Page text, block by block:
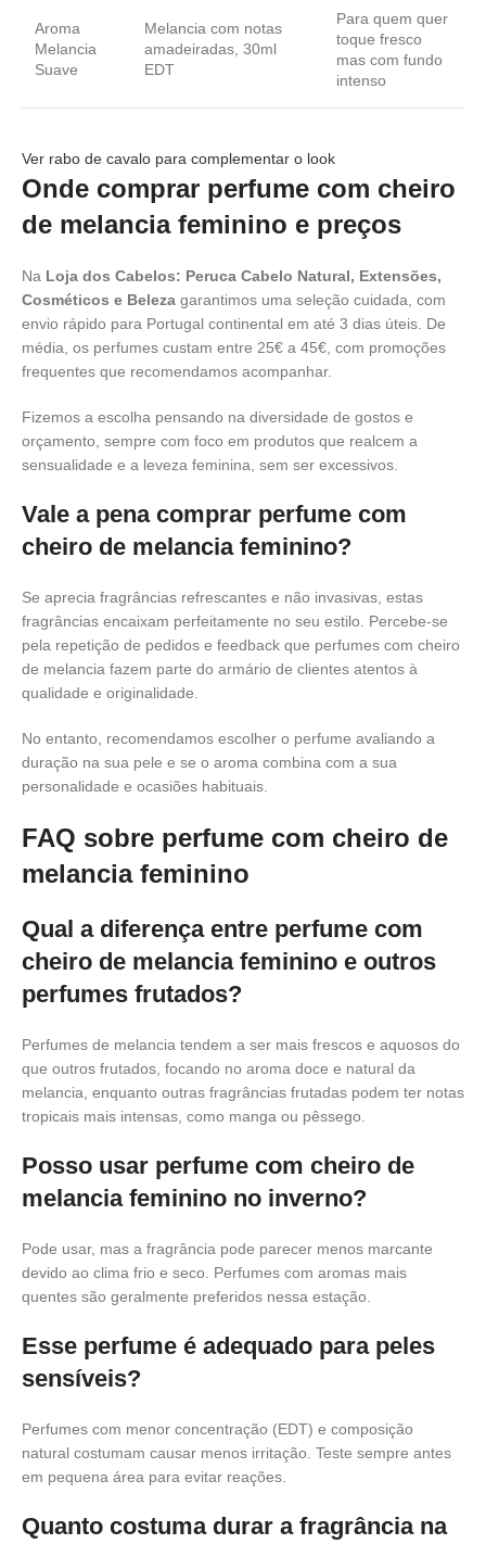
Aroma
Melancia
Suave
Melancia com notas
amadeiradas, 30ml
EDT
Para quem quer
toque fresco
mas com fundo
intenso
Ver rabo de cavalo para complementar o look
Onde comprar perfume com cheiro
de melancia feminino e preços
Na Loja dos Cabelos: Peruca Cabelo Natural, Extensões,
Cosméticos e Beleza garantimos uma seleção cuidada, com
envio rápido para Portugal continental em até 3 dias úteis. De
média, os perfumes custam entre 25€ a 45€, com promoções
frequentes que recomendamos acompanhar.
Fizemos a escolha pensando na diversidade de gostos e
orçamento, sempre com foco em produtos que realcem a
sensualidade e a leveza feminina, sem ser excessivos.
Vale a pena comprar perfume com
cheiro de melancia feminino?
Se aprecia fragrâncias refrescantes e não invasivas, estas
fragrâncias encaixam perfeitamente no seu estilo. Percebe-se
pela repetição de pedidos e feedback que perfumes com cheiro
de melancia fazem parte do armário de clientes atentos à
qualidade e originalidade.
No entanto, recomendamos escolher o perfume avaliando a
duração na sua pele e se o aroma combina com a sua
personalidade e ocasiões habituais.
FAQ sobre perfume com cheiro de
melancia feminino
Qual a diferença entre perfume com
cheiro de melancia feminino e outros
perfumes frutados?
Perfumes de melancia tendem a ser mais frescos e aquosos do
que outros frutados, focando no aroma doce e natural da
melancia, enquanto outras fragrâncias frutadas podem ter notas
tropicais mais intensas, como manga ou pêssego.
Posso usar perfume com cheiro de
melancia feminino no inverno?
Pode usar, mas a fragrância pode parecer menos marcante
devido ao clima frio e seco. Perfumes com aromas mais
quentes são geralmente preferidos nessa estação.
Esse perfume é adequado para peles
sensíveis?
Perfumes com menor concentração (EDT) e composição
natural costumam causar menos irritação. Teste sempre antes
em pequena área para evitar reações.
Quanto costuma durar a fragrância na